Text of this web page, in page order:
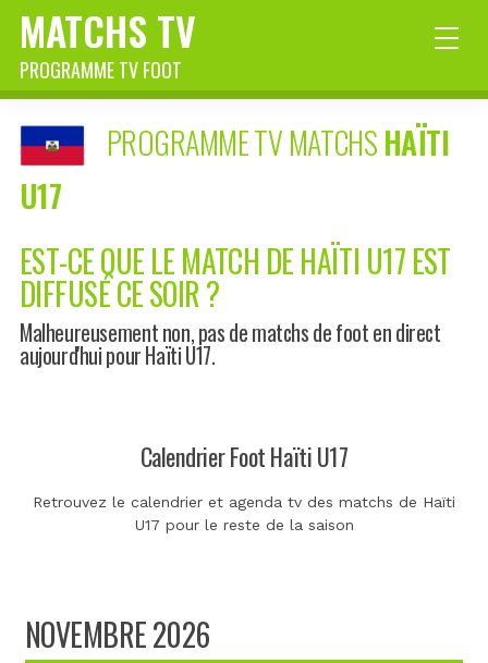
MATCHS TV
PROGRAMME TV FOOT
PROGRAMME TV MATCHSHAÏTI
U17
EST-CE QUE LE MATCH DE HAÏTI U17 EST
DIFFUSÉ CE SOIR ?
Malheureusement non, pas de matchs de foot en direct
aujourd'hui pour Haïti U17.
Calendrier Foot Haïti U17
Retrouvez le calendrier et agenda tv des matchs de Haïti
U17 pour le reste de la saison
NOVEMBRE 2026